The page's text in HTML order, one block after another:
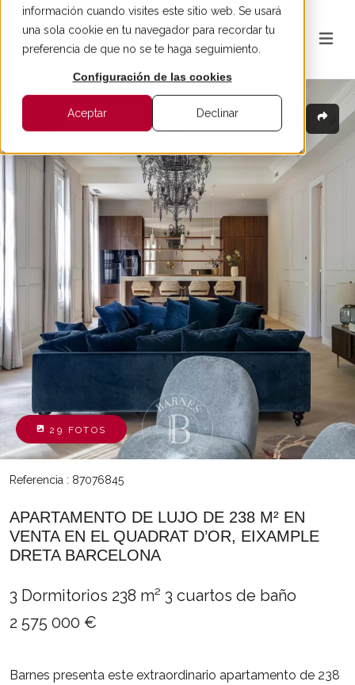
información cuando visites este sitio web. Se usará
una sola cookie en tu navegador para recordar tu
preferencia de que no se te haga seguimiento.
Configuración de las cookies
Aceptar Declinar
29 FOTOS
Referencia : 87076845
APARTAMENTO DE LUJO DE 238 M² EN
VENTA EN EL QUADRAT D’OR, EIXAMPLE
DRETA BARCELONA
3 Dormitorios 238 m² 3 cuartos de baño
2 575 000 €
Barnes presenta este extraordinario apartamento de 238